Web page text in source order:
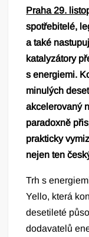
Praha 29.
spotřebitelé,
a také
katalyzátory
s energiemi.
minulých
akcelerovaný
paradoxně
prakticky
nejen ten
Trh s
Yello, která
desetileté
dodavatelů